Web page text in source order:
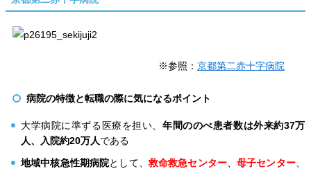
※参照： 京都第二赤十字病院
病院の特徴と転職の際に気になるポイント
大学病院に準ずる医療を担い、 年間ののべ患者数は外来約37万
人、入院約20万人である
地域中核急性期病院として、救命救急センター、母子センター、